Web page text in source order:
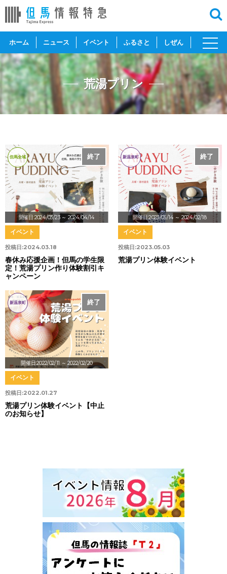
ホーム ニュース イベント ふるさと しぜん
toggle
荒湯プリン
開催日:2024/03/23 ～ 2024/04/14
終了
但馬全域
投稿日:2024.03.18
イベント
春休み応援企画！但馬の学生限
定！荒湯プリン作り体験割引キ
ャンペーン
開催日:2023/05/14 ～ 2024/02/18
終了
新温泉町
投稿日:2023.05.03
イベント
荒湯プリン体験イベント
開催日:2022/02/11 ～ 2022/02/20
終了
中止
新温泉町
投稿日:2022.01.27
イベント
荒湯プリン体験イベント【中止
のお知らせ】